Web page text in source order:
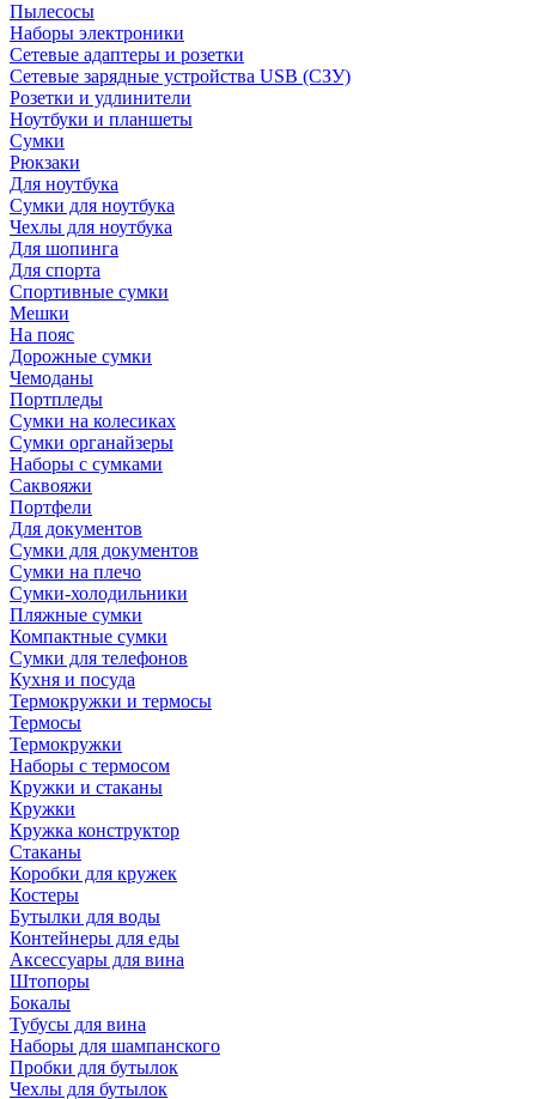
Пылесосы
Наборы электроники
Сетевые адаптеры и розетки
Сетевые зарядные устройства USB (СЗУ)
Розетки и удлинители
Ноутбуки и планшеты
Сумки
Рюкзаки
Для ноутбука
Сумки для ноутбука
Чехлы для ноутбука
Для шопинга
Для спорта
Спортивные сумки
Мешки
На пояс
Дорожные сумки
Чемоданы
Портпледы
Сумки на колесиках
Сумки органайзеры
Наборы с сумками
Саквояжи
Портфели
Для документов
Сумки для документов
Сумки на плечо
Сумки-холодильники
Пляжные сумки
Компактные сумки
Сумки для телефонов
Кухня и посуда
Термокружки и термосы
Термосы
Термокружки
Наборы с термосом
Кружки и стаканы
Кружки
Кружка конструктор
Стаканы
Коробки для кружек
Костеры
Бутылки для воды
Контейнеры для еды
Аксессуары для вина
Штопоры
Бокалы
Тубусы для вина
Наборы для шампанского
Пробки для бутылок
Чехлы для бутылок